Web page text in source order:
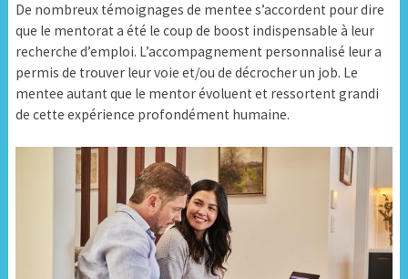
De nombreux témoignages de mentee s’accordent pour dire
que le mentorat a été le coup de boost indispensable à leur
recherche d’emploi. L’accompagnement personnalisé leur a
permis de trouver leur voie et/ou de décrocher un job. Le
mentee autant que le mentor évoluent et ressortent grandi
de cette expérience profondément humaine.